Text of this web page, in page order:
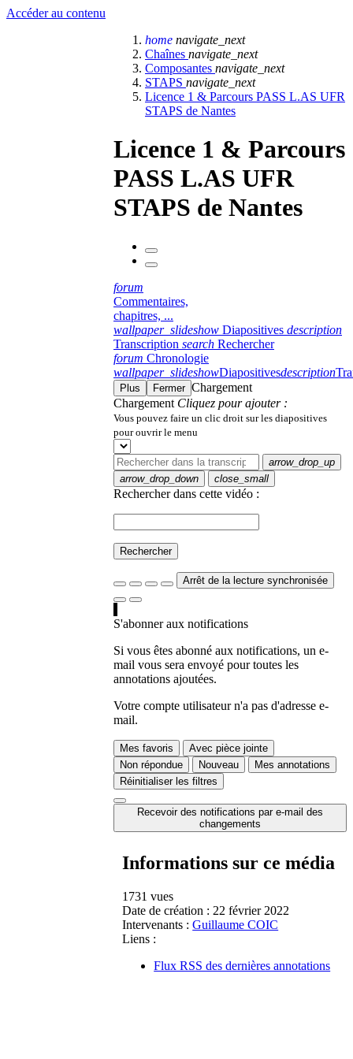
Accéder au contenu
home navigate_next
Chaînes navigate_next
Composantes navigate_next
STAPS navigate_next
Licence 1 & Parcours PASS L.AS UFR
STAPS de Nantes
Licence 1 & Parcours
PASS L.AS UFR
STAPS de Nantes
forum
Commentaires,
chapitres, ...
wallpaper_slideshow Diapositives description
Transcription search Rechercher
forum Chronologie
wallpaper_slideshowDiapositivesdescription
Plus Fermer Chargement
Chargement Cliquez pour ajouter :
Vous pouvez faire un clic droit sur les diapositives
pour ouvrir le menu
arrow_drop_up
arrow_drop_down
close_small
Rechercher dans cette vidéo :
Rechercher
Arrêt de la lecture synchronisée
S'abonner aux notifications
Si vous êtes abonné aux notifications, un e-
mail vous sera envoyé pour toutes les
annotations ajoutées.
Votre compte utilisateur n'a pas d'adresse e-
mail.
Mes favoris
Avec pièce jointe
Non répondue
Nouveau
Mes annotations
Réinitialiser les filtres
Recevoir des notifications par e-mail des
changements
Informations sur ce média
1731 vues
Date de création : 22 février 2022
Intervenants : Guillaume COIC
Liens :
Flux RSS des dernières annotations